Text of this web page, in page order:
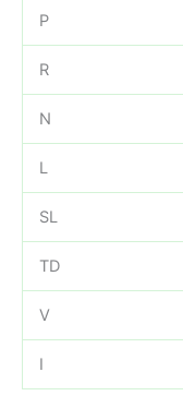
P
R
N
L
SL
TD
V
I